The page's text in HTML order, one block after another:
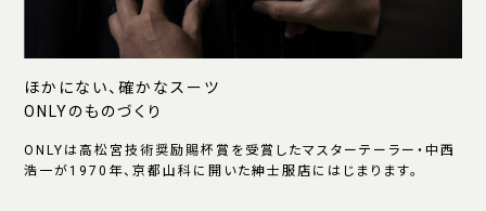
ほかにない、確かなスーツ
ONLYのものづくり
ONLYは高松宮技術奨励賜杯賞を受賞したマスターテーラー・中西
浩一が1970年、京都山科に開いた紳士服店にはじまります。